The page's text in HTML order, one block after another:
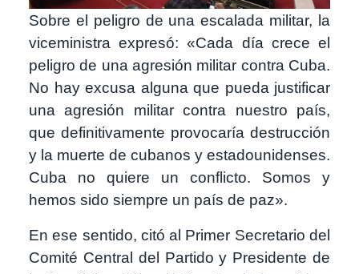
Sobre el peligro de una escalada militar, la
viceministra expresó: «Cada día crece el
peligro de una agresión militar contra Cuba.
No hay excusa alguna que pueda justificar
una agresión militar contra nuestro país,
que definitivamente provocaría destrucción
y la muerte de cubanos y estadounidenses.
Cuba no quiere un conflicto. Somos y
hemos sido siempre un país de paz».
En ese sentido, citó al Primer Secretario del
Comité Central del Partido y Presidente de